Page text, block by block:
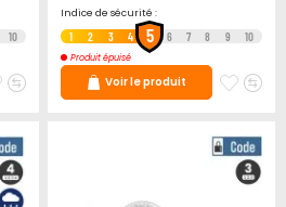
10
Ajouter
favoris
Ajouter
Indice de sécurité :
1 2 3 4 5 6 7 8 9 10
Produit épuisé
Voir le produit